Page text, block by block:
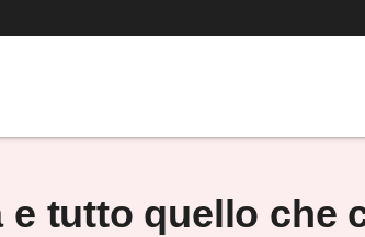
tutto quello che